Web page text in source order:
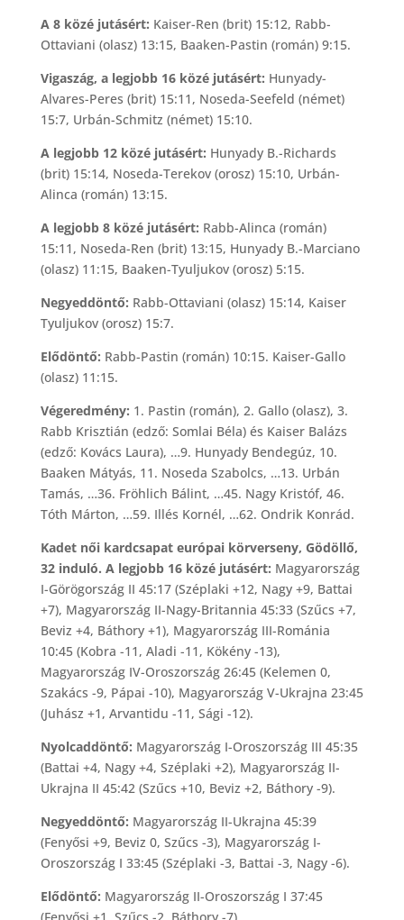
A 8 közé jutásért: Kaiser-Ren (brit) 15:12, Rabb-
Ottaviani (olasz) 13:15, Baaken-Pastin (román) 9:15.
Vigaszág, a legjobb 16 közé jutásért: Hunyady-
Alvares-Peres (brit) 15:11, Noseda-Seefeld (német)
15:7, Urbán-Schmitz (német) 15:10.
A legjobb 12 közé jutásért: Hunyady B.-Richards
(brit) 15:14, Noseda-Terekov (orosz) 15:10, Urbán-
Alinca (román) 13:15.
A legjobb 8 közé jutásért: Rabb-Alinca (román)
15:11, Noseda-Ren (brit) 13:15, Hunyady B.-Marciano
(olasz) 11:15, Baaken-Tyuljukov (orosz) 5:15.
Negyeddöntő: Rabb-Ottaviani (olasz) 15:14, Kaiser
Tyuljukov (orosz) 15:7.
Elődöntő: Rabb-Pastin (román) 10:15. Kaiser-Gallo
(olasz) 11:15.
Végeredmény: 1. Pastin (román), 2. Gallo (olasz), 3.
Rabb Krisztián (edző: Somlai Béla) és Kaiser Balázs
(edző: Kovács Laura), …9. Hunyady Bendegúz, 10.
Baaken Mátyás, 11. Noseda Szabolcs, …13. Urbán
Tamás, …36. Fröhlich Bálint, …45. Nagy Kristóf, 46.
Tóth Márton, …59. Illés Kornél, …62. Ondrik Konrád.
Kadet női kardcsapat európai körverseny, Gödöllő,
32 induló. A legjobb 16 közé jutásért: Magyarország
I-Görögország II 45:17 (Széplaki +12, Nagy +9, Battai
+7), Magyarország II-Nagy-Britannia 45:33 (Szűcs +7,
Beviz +4, Báthory +1), Magyarország III-Románia
10:45 (Kobra -11, Aladi -11, Kökény -13),
Magyarország IV-Oroszország 26:45 (Kelemen 0,
Szakács -9, Pápai -10), Magyarország V-Ukrajna 23:45
(Juhász +1, Arvantidu -11, Sági -12).
Nyolcaddöntő: Magyarország I-Oroszország III 45:35
(Battai +4, Nagy +4, Széplaki +2), Magyarország II-
Ukrajna II 45:42 (Szűcs +10, Beviz +2, Báthory -9).
Negyeddöntő: Magyarország II-Ukrajna 45:39
(Fenyősi +9, Beviz 0, Szűcs -3), Magyarország I-
Oroszország I 33:45 (Széplaki -3, Battai -3, Nagy -6).
Elődöntő: Magyarország II-Oroszország I 37:45
(Fenyősi +1, Szűcs -2, Báthory -7).